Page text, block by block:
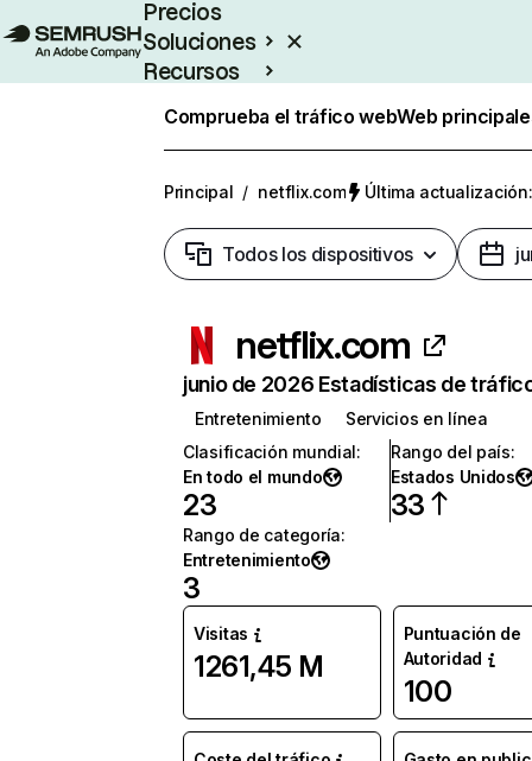
Precios
Soluciones
Recursos
Comprueba el tráfico webWeb
Principal / netflix.com Última
Todos los dispositivos
netflix.com
junio de 2026 Estadísticas de
Entretenimiento
Servicios en línea
Clasificación mundial:
En todo el mundo
23
Rango del país:
Estados Unidos
33
Rango de categoría:
Entretenimiento
3
Visitas
1261,45 M
Puntuación de
Autoridad
100